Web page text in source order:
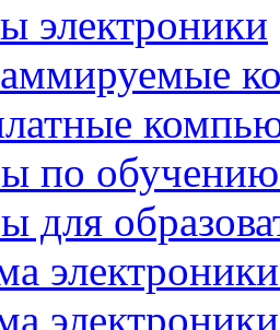
электроники
по
для